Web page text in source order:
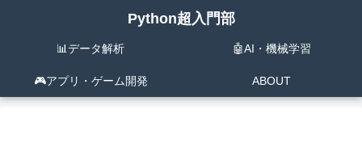
Python超入門部
📊データ解析 🤖AI・機械学習
🎮️アプリ・ゲーム開発 ABOUT